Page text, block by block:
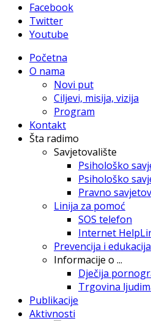
Facebook
Twitter
Youtube
Početna
O nama
Novi put
Ciljevi, misija, vizija
Program
Kontakt
Šta radimo
Savjetovalište
Psihološko
Psihološko
Pravno
Linija za pomoć
SOS telefon
Internet
Prevencija i edukacija
Informacije o ...
Dječija
Trgovina
Publikacije
Aktivnosti